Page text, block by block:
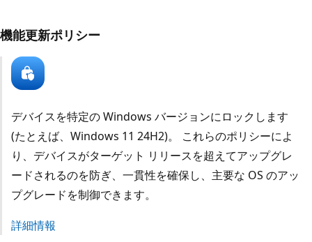
機能更新ポリシー
デバイスを特定の Windows バージョンにロックします
(たとえば、Windows 11 24H2)。 これらのポリシーによ
り、デバイスがターゲット リリースを超えてアップグレ
ードされるのを防ぎ、一貫性を確保し、主要な OS のアッ
プグレードを制御できます。
詳細情報